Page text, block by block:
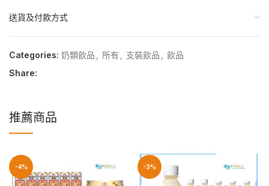
送貨及付款方式
Categories: 奶類飲品 所有 支裝飲品
飲品
Share:
推薦商品
-4% -3%